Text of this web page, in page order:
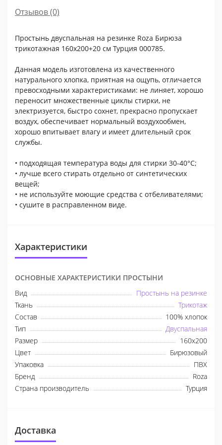
Отзывов (0)
Простынь двуспальная на резинке Roza Бирюза
трикотажная 160х200+20 см Турция 000785.
Данная модель изготовлена из качественного
натурального хлопка, приятная на ощупь, отличается
превосходными характеристиками: не линяет, хорошо
переносит множественные циклы стирки, не
электризуется, быстро сохнет, прекрасно пропускает
воздух, обеспечивает нормальный воздухообмен,
хорошо впитывает влагу и имеет длительный срок
службы.
• подходящая температура воды для стирки 30-40°С;
• лучше всего стирать отдельно от синтетических
вещей;
• не используйте моющие средства с отбеливателями;
• сушите в расправленном виде.
Характеристики
ОСНОВНЫЕ ХАРАКТЕРИСТИКИ ПРОСТЫНИ
Вид
Простынь на резинке
Ткань
Трикотаж
Состав
100% хлопок
Тип
Двуспальная
Размер
160х200
Цвет
Бирюзовый
Упаковка
ПВХ
Бренд
Roza
Страна производитель
Турция
Доставка